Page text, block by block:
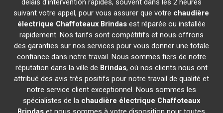
délais d'intervention rapides, souvent dans les 2 heures
suivant votre appel, pour vous assurer que votre chaudière
électrique Chaffoteaux Brindasest réparée ou installée
rapidement. Nos tarifs sont compétitifs et nous offrons
des garanties sur nos services pour vous donner une totale
confiance dans notre travail. Nous sommes fiers de notre
réputation dans la ville de Brindas, où nos clients nous ont
attribué des avis très positifs pour notre travail de qualité et
notre service client exceptionnel. Nous sommes les
spécialistes de la chaudière électrique Chaffoteaux